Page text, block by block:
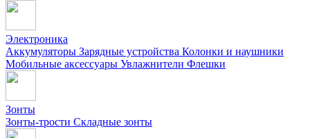
Электроника
Аккумуляторы Зарядные устройства Колонки и наушники
Мобильные аксессуары Увлажнители Флешки
Зонты
Зонты-трости Складные зонты